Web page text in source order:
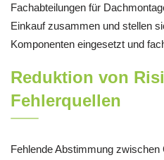
Fachabteilungen für
Einkauf zusammen und stellen
Komponenten eingesetzt und
Reduktion von
Fehlerquellen
Fehlende Abstimmung